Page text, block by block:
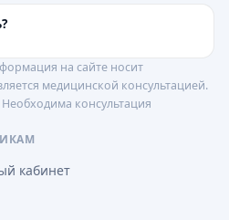
на сайте носит
медицинской консультацией.
консультация
кабинет